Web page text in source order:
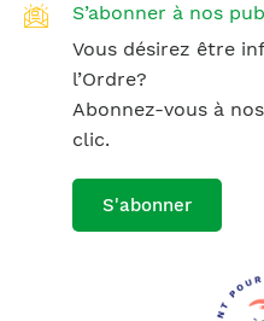
S’abonner à nos
Vous désirez être
l’Ordre?
Abonnez-vous à
clic.
S'abonner